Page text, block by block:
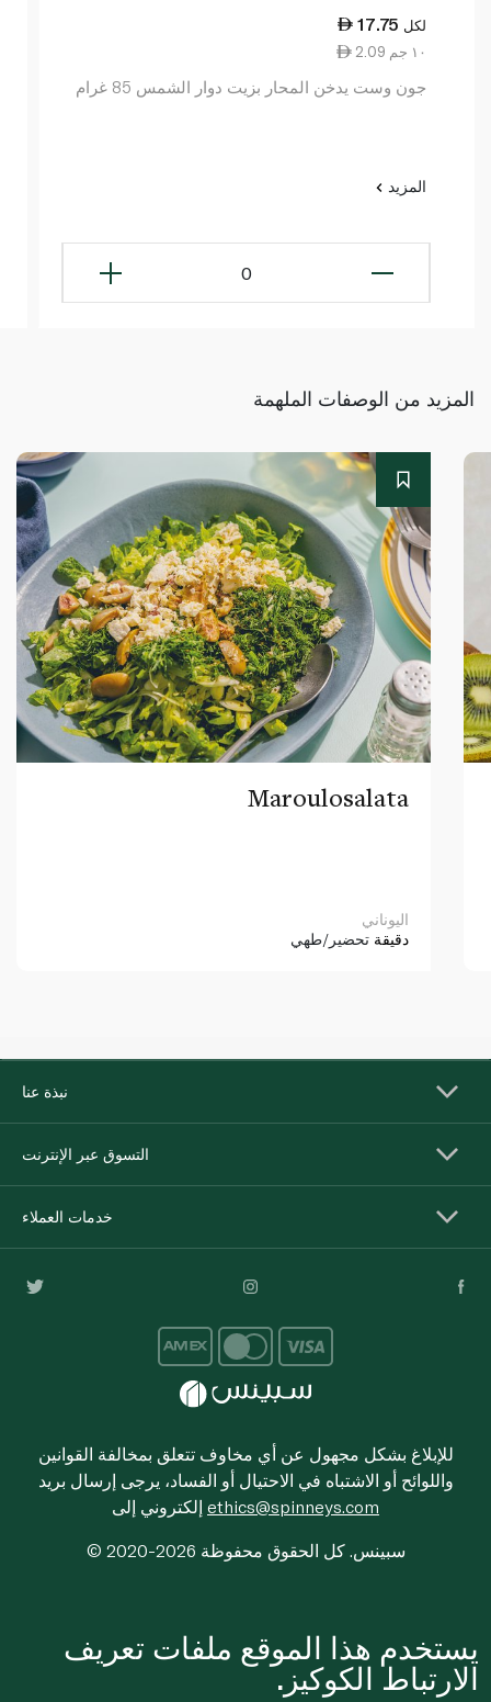
17.75 لكل
2.09 ١٠ جم
جون وست يدخن المحار بزيت دوار الشمس 85 غرام
المزيد
0
المزيد من الوصفات الملهمة
Maroulosalata
اليوناني
دقيقة تحضير/طهي
نبذة عنا
التسوق عبر الإنترنت
خدمات العملاء
للإبلاغ بشكل مجهول عن أي مخاوف تتعلق بمخالفة القوانين
واللوائح أو الاشتباه في الاحتيال أو الفساد، يرجى إرسال بريد
ethics@spinneys.com
© 2020-2026 سبينس. كل الحقوق محفوظة
يستخدم هذا الموقع ملفات تعريف
الارتباط الكوكيز.